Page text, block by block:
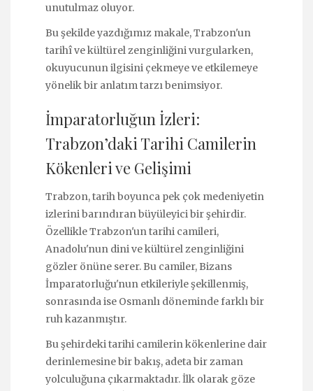
unutulmaz oluyor.
Bu şekilde yazdığımız makale, Trabzon'un
tarihî ve kültürel zenginliğini vurgularken,
okuyucunun ilgisini çekmeye ve etkilemeye
yönelik bir anlatım tarzı benimsiyor.
İmparatorluğun İzleri:
Trabzon’daki Tarihi Camilerin
Kökenleri ve Gelişimi
Trabzon, tarih boyunca pek çok medeniyetin
izlerini barındıran büyüleyici bir şehirdir.
Özellikle Trabzon'un tarihi camileri,
Anadolu'nun dini ve kültürel zenginliğini
gözler önüne serer. Bu camiler, Bizans
İmparatorluğu'nun etkileriyle şekillenmiş,
sonrasında ise Osmanlı döneminde farklı bir
ruh kazanmıştır.
Bu şehirdeki tarihi camilerin kökenlerine dair
derinlemesine bir bakış, adeta bir zaman
yolculuğuna çıkarmaktadır. İlk olarak göze